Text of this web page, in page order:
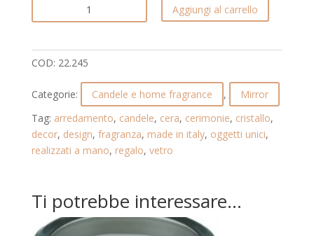
IN
A
SPECCHIO
TAPPO
ARRICCHITO
DA
GOCCE
MIRROR.
22.245
quantità
Aggiungi al carrello
COD: 22.245
Categorie: Candele e home fragrance ,
Mirror
Tag: arredamento, candele, cera, cerimonie, cristallo,
decor, design, fragranza, made in italy, oggetti unici,
realizzati a mano, regalo, vetro
Ti potrebbe interessare…